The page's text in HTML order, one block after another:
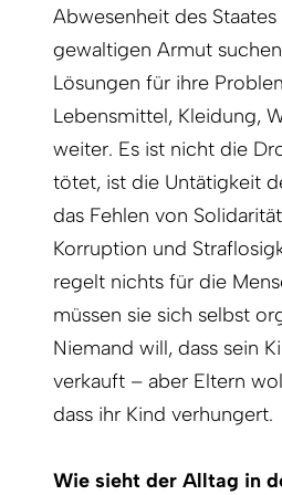
Abwesenheit des
gewaltigen Armut
Lösungen für ihre
Lebensmittel, Kleidung,
weiter. Es ist nicht die
tötet, ist die Untätigkeit
das Fehlen von
Korruption und
regelt nichts für die
müssen sie sich selbst
Niemand will, dass sein
verkauft – aber Eltern
dass ihr Kind verhungert.
Wie sieht der Alltag in